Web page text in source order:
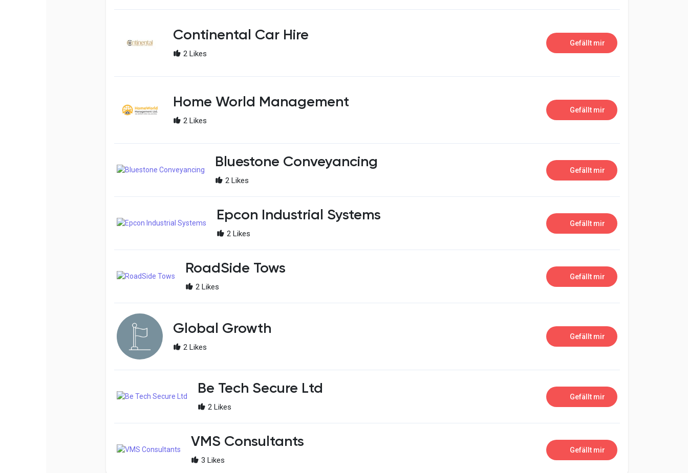
Continental Car Hire
2 Likes
Gefällt mir
Home World Management
2 Likes
Gefällt mir
Bluestone Conveyancing
2 Likes
Gefällt mir
Epcon Industrial Systems
2 Likes
Gefällt mir
RoadSide Tows
2 Likes
Gefällt mir
Global Growth
2 Likes
Gefällt mir
Be Tech Secure Ltd
2 Likes
Gefällt mir
VMS Consultants
3 Likes
Gefällt mir